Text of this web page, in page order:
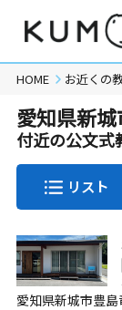
HOME お近くの
愛知県新
付近の公文式
リスト
愛知県新城市豊島